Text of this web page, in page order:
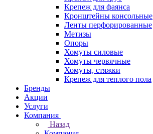
Крепеж для фаянса
Кронштейны консольные
Ленты перфорированные
Метизы
Опоры
Хомуты силовые
Хомуты червячные
Хомуты, стяжки
Крепеж для теплого пола
Бренды
Акции
Услуги
Компания
Назад